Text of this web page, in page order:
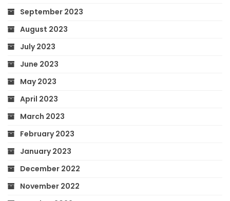
September 2023
August 2023
July 2023
June 2023
May 2023
April 2023
March 2023
February 2023
January 2023
December 2022
November 2022